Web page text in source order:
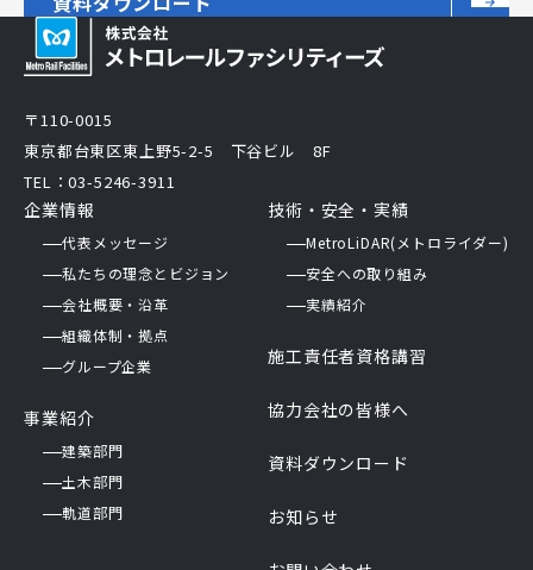
〒110-0015
東京都台東区東上野5-2-5 下谷ビル 8F
TEL：03-5246-3911
企業情報
代表メッセージ
私たちの理念とビジョン
会社概要・沿革
組織体制・拠点
グループ企業
事業紹介
建築部門
土木部門
軌道部門
技術・安全・実績
MetroLiDAR(メトロライダー)
安全への取り組み
実績紹介
施工責任者資格講習
協力会社の皆様へ
資料ダウンロード
お知らせ